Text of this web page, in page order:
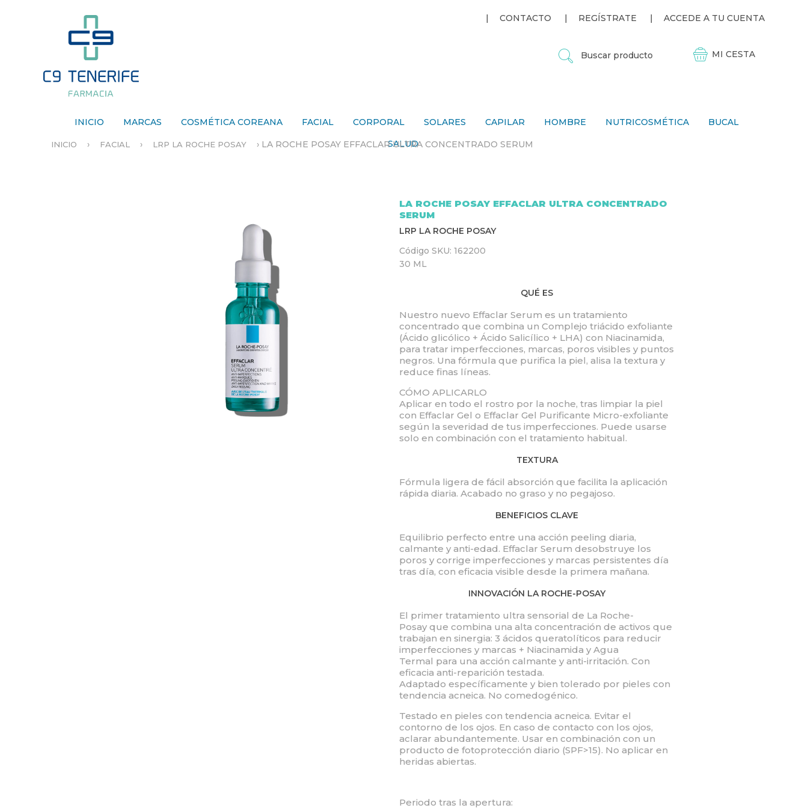
CONTACTO
REGÍSTRATE ACCEDE A TU CUENTA
B
U
P
R
INICIO MARCAS COSMÉTICA COREANA FACIAL CORPORAL SOLARES CAPILAR HOMBRE NUTRICOSMÉTICA
BUCAL
SALUD
INICIO › FACIAL › LRP LA ROCHE POSAY › LA ROCHE POSAY EFFACLAR ULTRA CONCENTRADO SERUM
LA ROCHE POSAY EFFACLAR ULTRA CONCENTRADO
SERUM
LRP LA ROCHE POSAY
Código SKU: 162200
30 ML
QUÉ ES
Nuestro nuevo Effaclar Serum es un tratamiento
concentrado que combina un Complejo triácido exfoliante
(Ácido glicólico + Ácido Salicílico + LHA) con Niacinamida,
para tratar imperfecciones, marcas, poros visibles y puntos
negros. Una fórmula que purifica la piel, alisa la textura y
reduce finas líneas.
CÓMO APLICARLO
Aplicar en todo el rostro por la noche, tras limpiar la piel
con Effaclar Gel o Effaclar Gel Purificante Micro-exfoliante
según la severidad de tus imperfecciones. Puede usarse
solo en combinación con el tratamiento habitual.
TEXTURA
Fórmula ligera de fácil absorción que facilita la aplicación
rápida diaria. Acabado no graso y no pegajoso.
BENEFICIOS CLAVE
Equilibrio perfecto entre una acción peeling diaria,
calmante y anti-edad. Effaclar Serum desobstruye los
poros y corrige imperfecciones y marcas persistentes día
tras día, con eficacia visible desde la primera mañana.
INNOVACIÓN LA ROCHE-POSAY
El primer tratamiento ultra sensorial de La Roche-
Posay que combina una alta concentración de activos que
trabajan en sinergia: 3 ácidos queratolíticos para reducir
imperfecciones y marcas + Niacinamida y Agua
Termal para una acción calmante y anti-irritación. Con
eficacia anti-reparición testada.
Adaptado específicamente y bien tolerado por pieles con
tendencia acneica. No comedogénico.
Testado en pieles con tendencia acneica. Evitar el
contorno de los ojos. En caso de contacto con los ojos,
aclarar abundantemente. Usar en combinación con un
producto de fotoprotección diario (SPF>15). No aplicar en
heridas abiertas.
Periodo tras la apertura: